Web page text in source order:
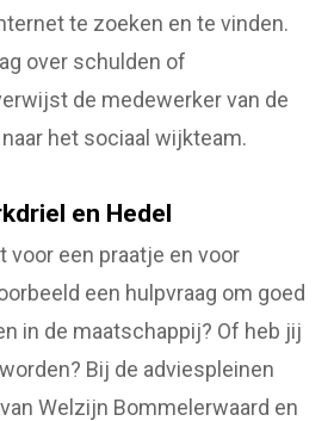
te zoeken en te vinden.
over schulden of
de medewerker van de
het sociaal wijkteam.
en Hedel
voor een praatje en voor
een hulpvraag om goed
in de maatschappij? Of heb jij
Bij de adviespleinen
Welzijn Bommelerwaard en